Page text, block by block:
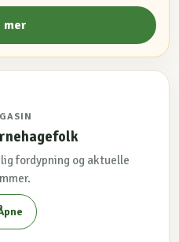
mer
fordypning og aktuelle